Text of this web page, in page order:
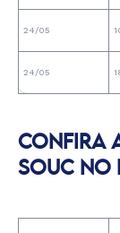
24/05
24/05
CONFIRA
SOUC NO